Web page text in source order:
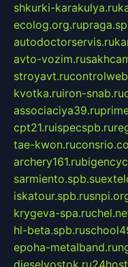
shkurki-karakulya.ru
ecolog.org.ru
autodoctorservis.ru
avto-vozim.ru
stroyavt.ru
kvotka.ruiron-snab.ru
associaciya39.ru
cpt21.ruispecspb.ru
tae-kwon.ru
archery161.ru
sarmiento.spb.su
iskatour.spb.ru
krygeva-spa.ru
hl-beta.spb.ru
epoha-metalband.ru